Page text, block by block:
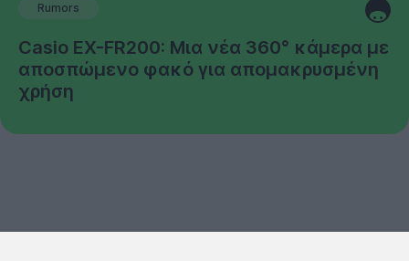
Rumors
Casio EX-FR200: Μια νέα 360° κάμερα με
αποσπώμενο φακό για απομακρυσμένη
χρήση